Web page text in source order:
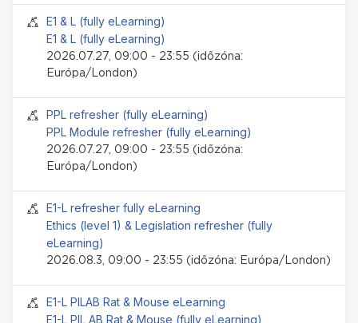
Jelenléti esemény
E1 & L (fully eLearning)
E1 & L (fully eLearning)
2026.07.27, 09:00 - 23:55 (időzóna:
Európa/London)
Jelenléti esemény
PPL refresher (fully eLearning)
PPL Module refresher (fully eLearning)
2026.07.27, 09:00 - 23:55 (időzóna:
Európa/London)
Jelenléti esemény
E1-L refresher fully eLearning
Ethics (level 1) & Legislation refresher (fully
eLearning)
2026.08.3, 09:00 - 23:55 (időzóna: Európa/London)
Jelenléti esemény
E1-L PILAB Rat & Mouse eLearning
E1-L PIL AB Rat & Mouse (fully eLearning)